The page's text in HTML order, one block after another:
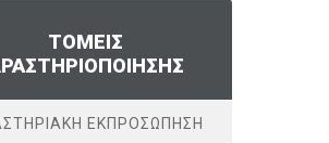
ΤΟΜΕΙΣ
ΕΚΠΡΟΣΩΠΗΣΗ